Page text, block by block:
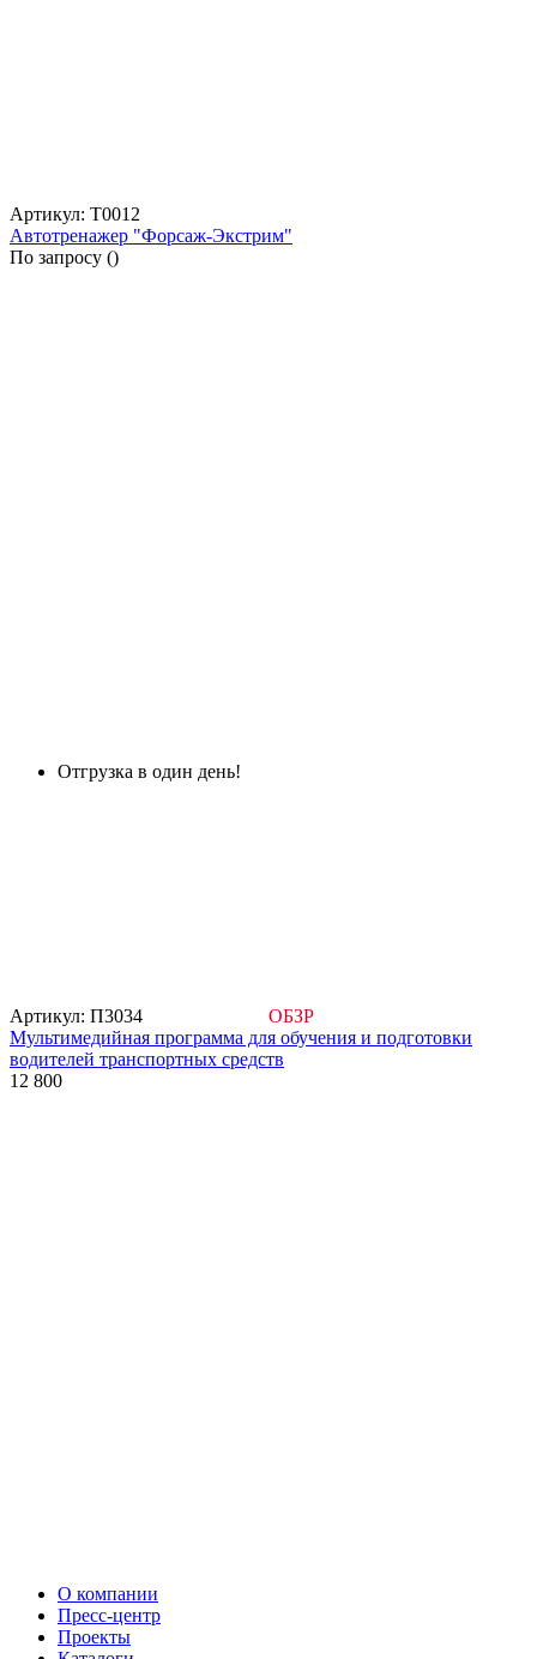
Артикул: Т0012
Автотренажер "Форсаж-Экстрим"
По запросу ()
Отгрузка в один день!
Артикул: П3034
ОБЗР
Мультимедийная программа для обучения и подготовки
водителей транспортных средств
12 800
О компании
Пресс-центр
Проекты